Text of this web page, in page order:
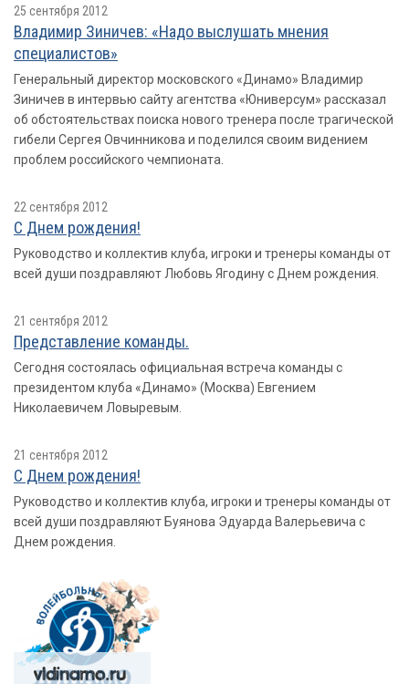
25 сентября 2012
Владимир Зиничев: «Надо выслушать мнения
специалистов»
Генеральный директор московского «Динамо» Владимир
Зиничев в интервью сайту агентства «Юниверсум» рассказал
об обстоятельствах поиска нового тренера после трагической
гибели Сергея Овчинникова и поделился своим видением
проблем российского чемпионата.
22 сентября 2012
С Днем рождения!
Руководство и коллектив клуба, игроки и тренеры команды от
всей души поздравляют Любовь Ягодину с Днем рождения.
21 сентября 2012
Представление команды.
Сегодня состоялась официальная встреча команды с
президентом клуба «Динамо» (Москва) Евгением
Николаевичем Ловыревым.
21 сентября 2012
С Днем рождения!
Руководство и коллектив клуба, игроки и тренеры команды от
всей души поздравляют Буянова Эдуарда Валерьевича с
Днем рождения.